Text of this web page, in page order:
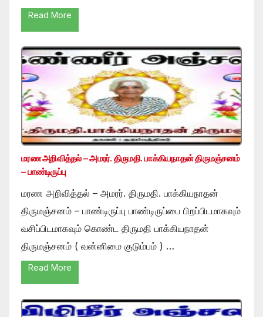
Read More
மரண அறிவித்தல் – அமரர். திருமதி. பாக்கியநாதன் திருமஞ்சனம்
– பாண்டிருப்பு
மரண அறிவித்தல் – அமரர். திருமதி. பாக்கியநாதன்
திருமஞ்சனம் – பாண்டிருப்பு பாண்டிருப்பை பிறப்பிடமாகவும்
வசிப்பிடமாகவும் கொண்ட திருமதி பாக்கியநாதன்
திருமஞ்சனம் ( வன்னிமை குடும்பம் ) …
Read More